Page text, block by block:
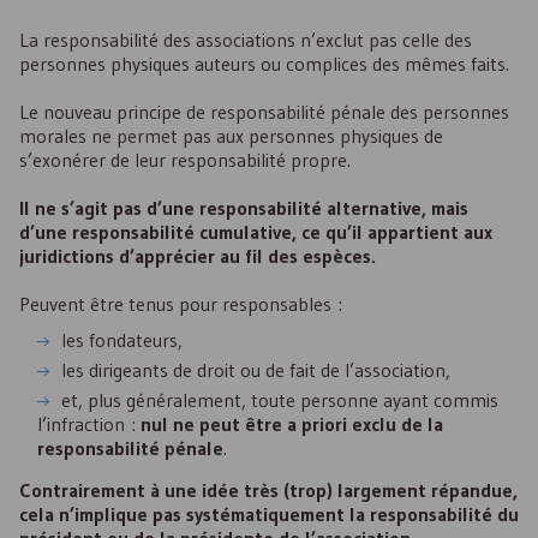
La responsabilité des associations n’exclut pas celle des
personnes physiques auteurs ou complices des mêmes faits.
Le nouveau principe de responsabilité pénale des personnes
morales ne permet pas aux personnes physiques de
s’exonérer de leur responsabilité propre.
Il ne s’agit pas d’une responsabilité alternative, mais
d’une responsabilité cumulative, ce qu’il appartient aux
juridictions d’apprécier au fil des espèces.
Peuvent être tenus pour responsables :
les fondateurs,
les dirigeants de droit ou de fait de l’association,
et, plus généralement, toute personne ayant commis
l’infraction : nul ne peut être a priori exclu de la
responsabilité pénale.
Contrairement à une idée très (trop) largement répandue,
cela n’implique pas systématiquement la responsabilité du